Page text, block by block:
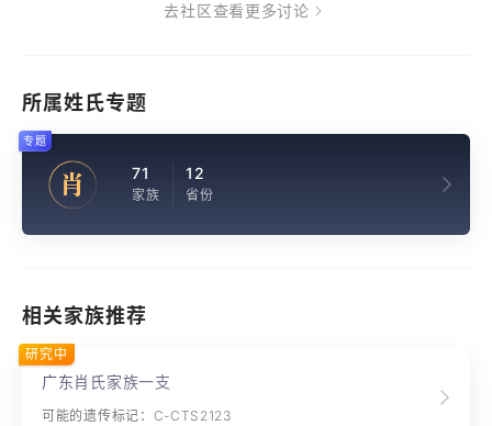
去社区查看更多讨论
所属姓氏专题
肖 71
家族
12
省份
专题
相关家族推荐
广东肖氏家族一支
可能的遗传标记：C-CTS2123
研究中